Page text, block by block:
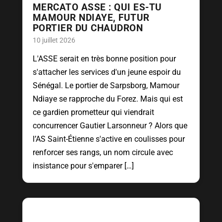
MERCATO ASSE : QUI ES-TU
MAMOUR NDIAYE, FUTUR
PORTIER DU CHAUDRON
10 juillet 2026
L'ASSE serait en très bonne position pour
s'attacher les services d'un jeune espoir du
Sénégal. Le portier de Sarpsborg, Mamour
Ndiaye se rapproche du Forez. Mais qui est
ce gardien prometteur qui viendrait
concurrencer Gautier Larsonneur ? Alors que
l’AS Saint-Étienne s'active en coulisses pour
renforcer ses rangs, un nom circule avec
insistance pour s'emparer […]